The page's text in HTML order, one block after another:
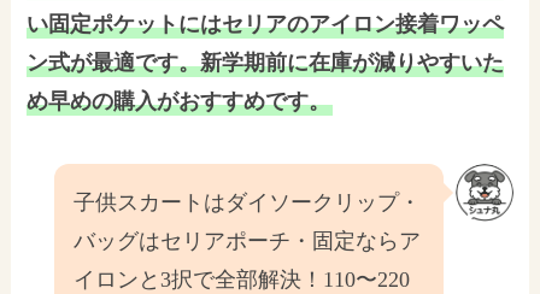
い固定ポケットにはセリアのアイロン接着ワッペ
ン式が最適です。新学期前に在庫が減りやすいた
め早めの購入がおすすめです。
子供スカートはダイソークリップ・
バッグはセリアポーチ・固定ならア
イロンと3択で全部解決！110〜220